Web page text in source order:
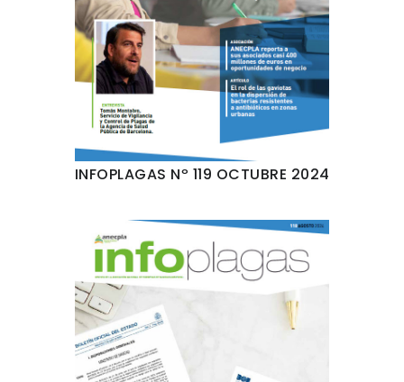
INFOPLAGAS Nº 119 OCTUBRE 2024